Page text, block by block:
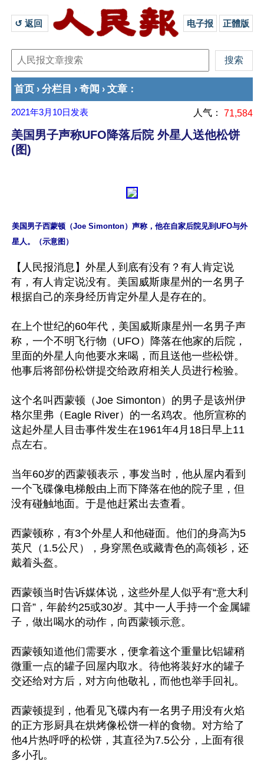
↺ 返回 电子报 正體版
首页 › 分栏目 › 奇闻 › 文章 ：
2021年3月10日 发表 人气： 71,584
美国男子声称UFO降落后院 外星人送他松饼
(图)
美国男子西蒙顿（Joe Simonton）声称，他在自家后院见到UFO与外
【人民报消息】外星人到底有没有？有人肯定说
有，有人肯定说没有。美国威斯康星州的一名男子
根据自己的亲身经历肯定外星人是存在的。
在上个世纪的60年代，美国威斯康星州一名男子声
称，一个不明飞行物（UFO）降落在他家的后院，
里面的外星人向他要水来喝，而且送他一些松饼。
他事后将部份松饼提交给政府相关人员进行检验。
这个名叫西蒙顿（Joe Simonton）的男子是该州伊
格尔里弗（Eagle River）的一名鸡农。他所宣称的
这起外星人目击事件发生在1961年4月18日早上11
点左右。
当年60岁的西蒙顿表示，事发当时，他从屋内看到
一个飞碟像电梯般由上而下降落在他的院子里，但
没有碰触地面。于是他赶紧出去查看。
西蒙顿称，有3个外星人和他碰面。他们的身高为5
英尺（1.5公尺），身穿黑色或藏青色的高领衫，还
戴着头盔。
西蒙顿当时告诉媒体说，这些外星人似乎有“意大利
口音”，年龄约25或30岁。其中一人手持一个金属罐
子，做出喝水的动作，向西蒙顿示意。
西蒙顿知道他们需要水，便拿着这个重量比铝罐稍
微重一点的罐子回屋内取水。待他将装好水的罐子
交还给对方后，对方向他敬礼，而他也举手回礼。
西蒙顿提到，他看见飞碟内有一名男子用没有火焰
的正方形厨具在烘烤像松饼一样的食物。对方给了
他4片热呼呼的松饼，其直径为7.5公分，上面有很
多小孔。